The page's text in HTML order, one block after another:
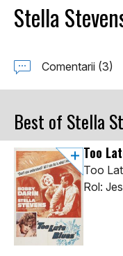
Stella
Comentarii (3)
Best of Stella
Too
Too
Rol: